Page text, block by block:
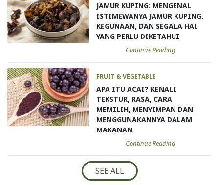
JAMUR KUPING: MENGENAL
ISTIMEWANYA JAMUR KUPING,
KEGUNAAN, DAN SEGALA HAL
YANG PERLU DIKETAHUI
Continue Reading
FRUIT & VEGETABLE
APA ITU ACAI? KENALI
TEKSTUR, RASA, CARA
MEMILIH, MENYIMPAN DAN
MENGGUNAKANNYA DALAM
MAKANAN
Continue Reading
SEE ALL